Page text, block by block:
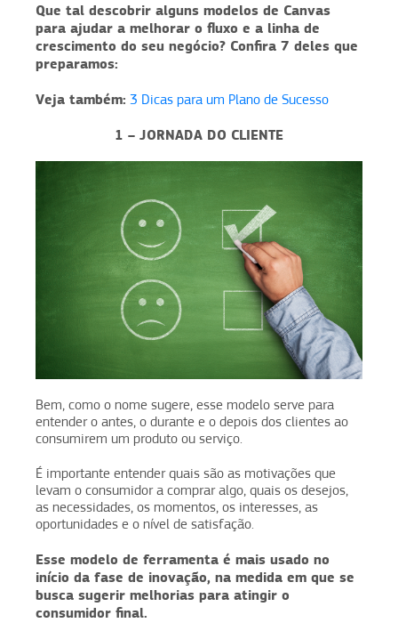
Que tal descobrir alguns modelos de Canvas
para ajudar a melhorar o fluxo e a linha de
crescimento do seu negócio? Confira 7 deles que
preparamos:
Veja também: 3 Dicas para um Plano de Sucesso
1 – JORNADA DO CLIENTE
Bem, como o nome sugere, esse modelo serve para
entender o antes, o durante e o depois dos clientes ao
consumirem um produto ou serviço.
É importante entender quais são as motivações que
levam o consumidor a comprar algo, quais os desejos,
as necessidades, os momentos, os interesses, as
oportunidades e o nível de satisfação.
Esse modelo de ferramenta é mais usado no
início da fase de inovação, na medida em que se
busca sugerir melhorias para atingir o
consumidor final.